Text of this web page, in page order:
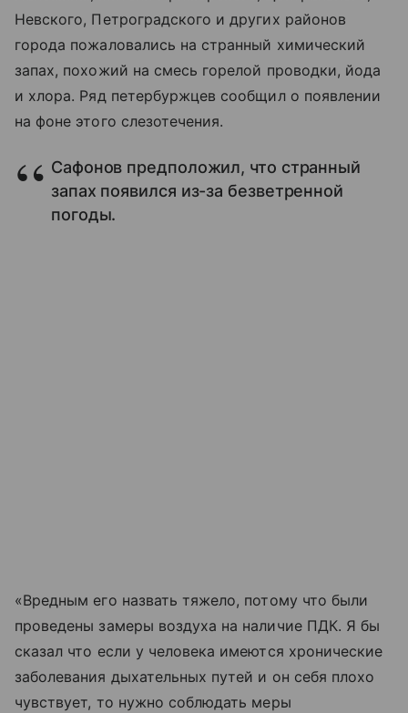
Невского, Петроградского и других районов
города пожаловались на странный химический
запах, похожий на смесь горелой проводки, йода
и хлора. Ряд петербуржцев сообщил о появлении
на фоне этого слезотечения.
Сафонов предположил, что странный
запах появился из-за безветренной
погоды.
«Вредным его назвать тяжело, потому что были
проведены замеры воздуха на наличие ПДК. Я бы
сказал что если у человека имеются хронические
заболевания дыхательных путей и он себя плохо
чувствует, то нужно соблюдать меры